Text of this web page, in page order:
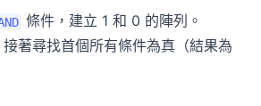
條件，建立 1 和 0 的陣列。
接著尋找首個所有條件為真（結果為